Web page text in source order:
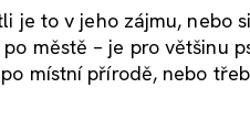
je to v jeho zájmu, nebo
městě – je pro většinu
místní přírodě, nebo